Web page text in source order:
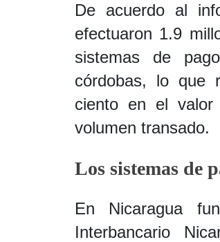
De acuerdo al
efectuaron 1.9
sistemas de
córdobas, lo que
ciento en el
volumen transado.
Los sistemas de
En Nicaragua
Interbancario